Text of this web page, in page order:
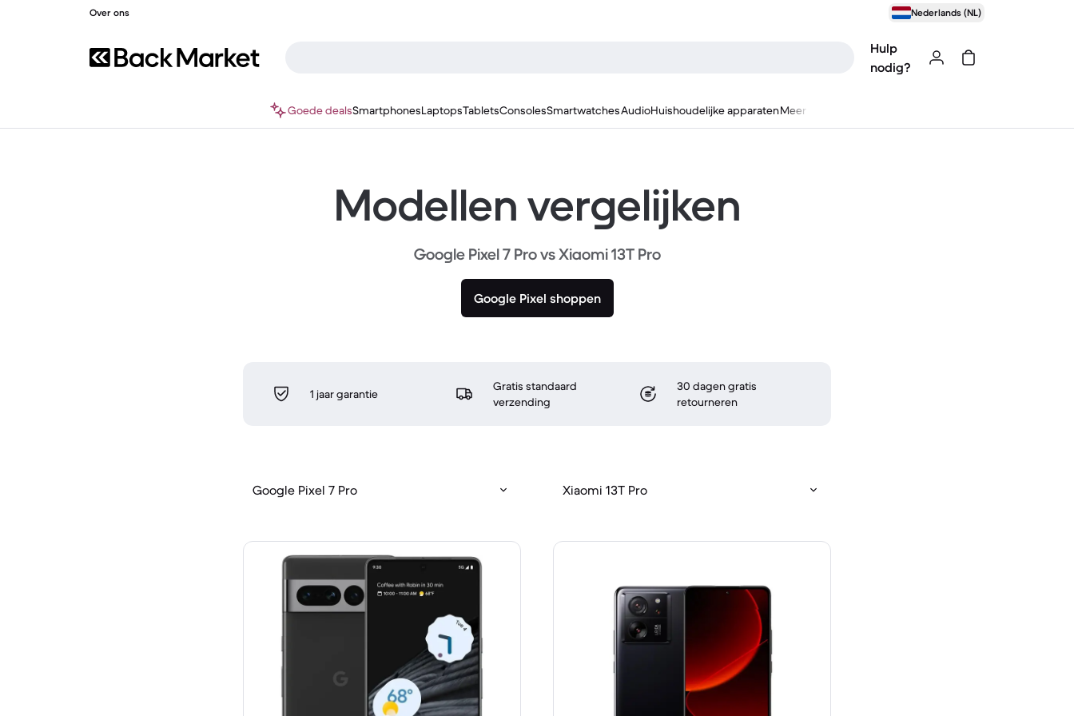
Over ons Nederlands (NL)
Hulp
nodig?
Goede dealsSmartphonesLaptopsTabletsConsolesSmartwatchesAudioHuishoudelijke apparatenMeer
Modellen vergelijken
Google Pixel 7 Pro vs Xiaomi 13T Pro
Google Pixel shoppen
1 jaar garantie
Gratis standaard
verzending
30 dagen gratis
retourneren
Google Pixel 7 Pro Xiaomi 13T Pro